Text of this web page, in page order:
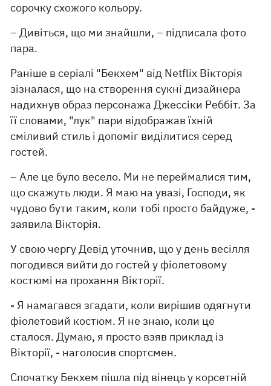
сорочку схожого кольору.
– Дивіться, що ми знайшли, – підписала фото
пара.
Раніше в серіалі "Бекхем" від Netflix Вікторія
зізналася, що на створення сукні дизайнера
надихнув образ персонажа Джессіки Реббіт. За
її словами, "лук" пари відображав їхній
сміливий стиль і допоміг виділитися серед
гостей.
– Але це було весело. Ми не переймалися тим,
що скажуть люди. Я маю на увазі, Господи, як
чудово бути таким, коли тобі просто байдуже, -
заявила Вікторія.
У свою чергу Девід уточнив, що у день весілля
погодився вийти до гостей у фіолетовому
костюмі на прохання Вікторії.
- Я намагався згадати, коли вирішив одягнути
фіолетовий костюм. Я не знаю, коли це
сталося. Думаю, я просто взяв приклад із
Вікторії, - наголосив спортсмен.
Спочатку Бекхем пішла під вінець у корсетній